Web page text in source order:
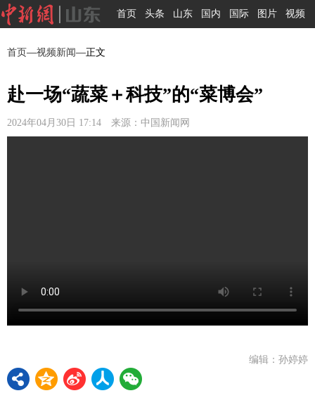
首页 头条 山东 国内 国际 图片 视频
首页—视频新闻—正文
赴一场“蔬菜＋科技”的“菜博会”
2024年04月30日 17:14 来源：中国新闻网
编辑：孙婷婷